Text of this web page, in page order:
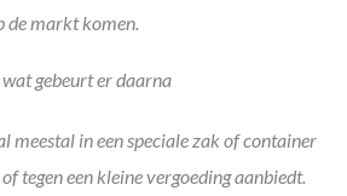
de markt komen.
gebeurt er daarna
meestal in een speciale zak of container
tegen een kleine vergoeding aanbiedt.